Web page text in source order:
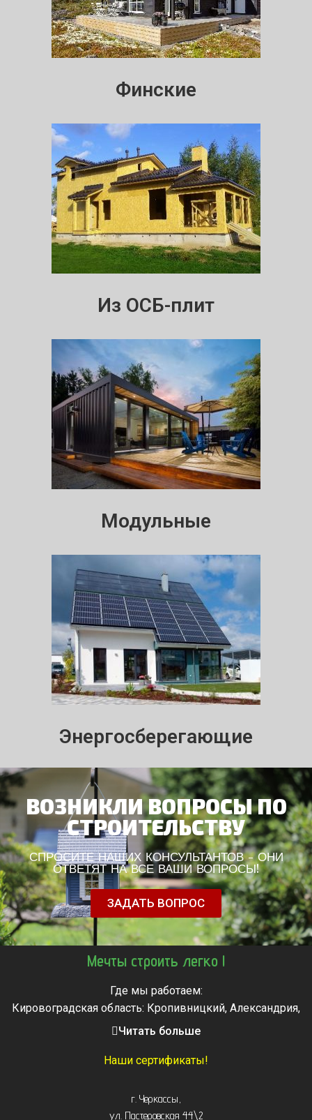
Финские
Из ОСБ-плит
Модульные
Энергосберегающие
ВОЗНИКЛИ ВОПРОСЫ ПО
СТРОИТЕЛЬСТВУ
СПРОСИТЕ НАШИХ КОНСУЛЬТАНТОВ - ОНИ
ОТВЕТЯТ НА ВСЕ ВАШИ ВОПРОСЫ!
ЗАДАТЬ ВОПРОС
Мечты строить легко !
Где мы работаем:
Кировоградская область: Кропивницкий, Александрия,
Знаменка, Долинская, Новоархангельск, Светловодск
Звенигородка, Золотоноша, Каменка, Канев, Корсунь-
Монастырище, Смела, Тальное, Умань, Христиновка.
Черкассы, Чигирин, Чорнобай, Шпола
Читать больше
Наши сертификаты!
г. Черкассы,
ул. Пастеровская 44\2